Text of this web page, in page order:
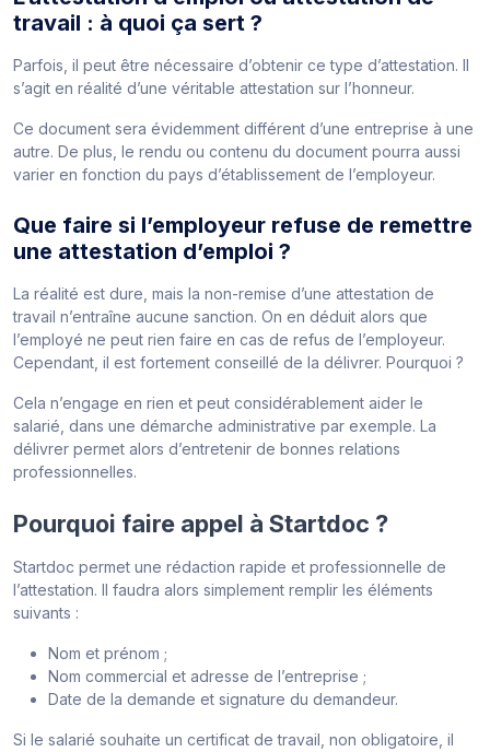
travail : à quoi ça sert ?
Parfois, il peut être nécessaire d’obtenir ce type d’attestation. Il
s’agit en réalité d’une véritable attestation sur l’honneur.
Ce document sera évidemment différent d’une entreprise à une
autre. De plus, le rendu ou contenu du document pourra aussi
varier en fonction du pays d’établissement de l’employeur.
Que faire si l’employeur refuse de remettre
une attestation d’emploi ?
La réalité est dure, mais la non-remise d’une attestation de
travail n’entraîne aucune sanction. On en déduit alors que
l’employé ne peut rien faire en cas de refus de l’employeur.
Cependant, il est fortement conseillé de la délivrer. Pourquoi ?
Cela n’engage en rien et peut considérablement aider le
salarié, dans une démarche administrative par exemple. La
délivrer permet alors d’entretenir de bonnes relations
professionnelles.
Pourquoi faire appel à Startdoc ?
Startdoc permet une rédaction rapide et professionnelle de
l’attestation. Il faudra alors simplement remplir les éléments
suivants :
Nom et prénom ;
Nom commercial et adresse de l’entreprise ;
Date de la demande et signature du demandeur.
Si le salarié souhaite un certificat de travail, non obligatoire, il